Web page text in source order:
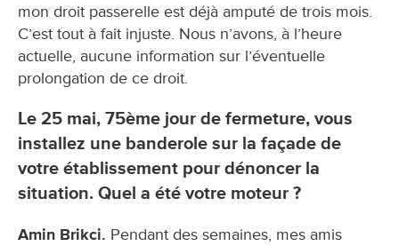
mon droit passerelle est déjà amputé de trois mois.
C’est tout à fait injuste. Nous n’avons, à l’heure
actuelle, aucune information sur l’éventuelle
prolongation de ce droit.
Le 25 mai, 75ème jour de fermeture, vous
installez une banderole sur la façade de
votre établissement pour dénoncer la
situation. Quel a été votre moteur ?
Amin Brikci. Pendant des semaines, mes amis